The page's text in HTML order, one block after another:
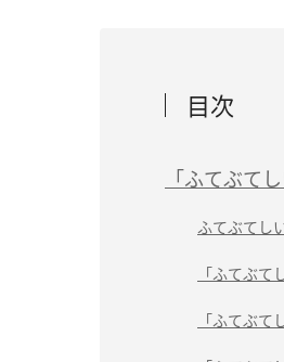
目次
「ふてぶて
ふてぶてし
「ふてぶて
「ふてぶて